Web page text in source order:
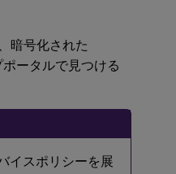
暗号化された
ータルで見つける
イスポリシーを展